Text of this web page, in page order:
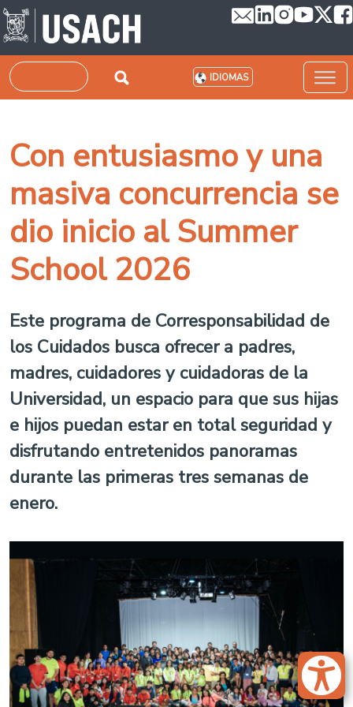
Pasar al contenido principal
Buscar IDIOMAS
Con entusiasmo y una
masiva concurrencia se
dio inicio al Summer
School 2026
Este programa de Corresponsabilidad de
los Cuidados busca ofrecer a padres,
madres, cuidadores y cuidadoras de la
Universidad, un espacio para que sus hijas
e hijos puedan estar en total seguridad y
disfrutando entretenidos panoramas
durante las primeras tres semanas de
enero.